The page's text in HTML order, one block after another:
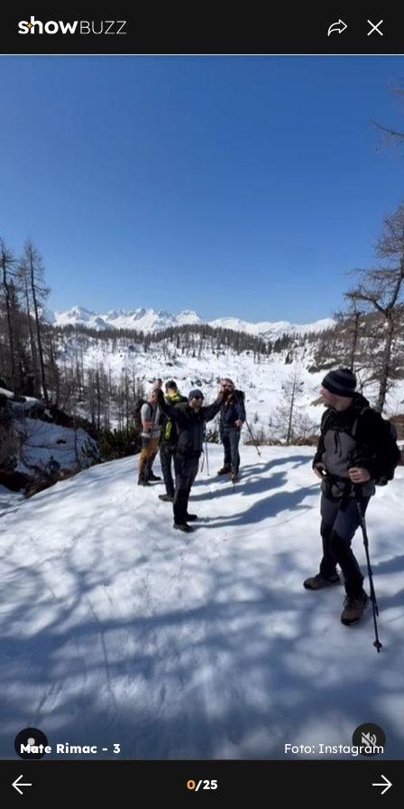
Mate Rimac - 3 Foto: Instagram
0/25